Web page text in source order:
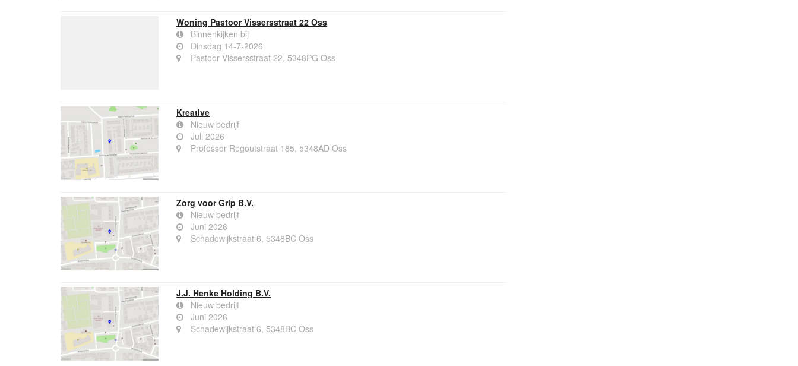
Woning Pastoor Vissersstraat 22 Oss
Binnenkijken bij
Dinsdag 14-7-2026
Pastoor Vissersstraat 22, 5348PG Oss
Kreative
Nieuw bedrijf
Juli 2026
Professor Regoutstraat 185, 5348AD Oss
Zorg voor Grip B.V.
Nieuw bedrijf
Juni 2026
Schadewijkstraat 6, 5348BC Oss
J.J. Henke Holding B.V.
Nieuw bedrijf
Juni 2026
Schadewijkstraat 6, 5348BC Oss